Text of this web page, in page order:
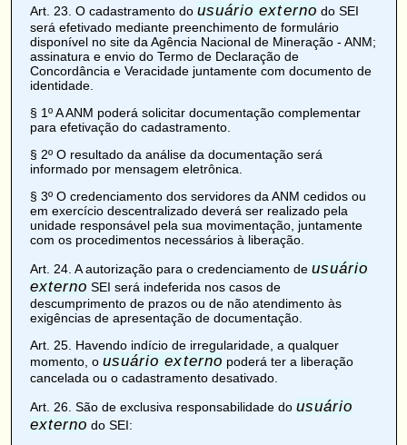
Art. 23 . O cadastramento do usuário externo do SEI
será efetivado mediante preenchimento de formulário
disponível no site da Agência Nacional de Mineração - ANM;
assinatura e envio do Termo de Declaração de
Concordância e Veracidade juntamente com documento de
identidade.
§ 1º A ANM poderá solicitar documentação complementar
para efetivação do cadastramento.
§ 2º O resultado da análise da documentação será
informado por mensagem eletrônica.
§ 3º O credenciamento dos servidores da ANM cedidos ou
em exercício descentralizado deverá ser realizado pela
unidade responsável pela sua movimentação, juntamente
com os procedimentos necessários à liberação.
Art. 24. A autorização para o credenciamento de usuário
externo SEI será indeferida nos casos de
descumprimento de prazos ou de não atendimento às
exigências de apresentação de documentação.
Art. 25. Havendo indício de irregularidade, a qualquer
momento, o usuário externo poderá ter a liberação
cancelada ou o cadastramento desativado.
Art. 26. São de exclusiva responsabilidade do usuário
externo do SEI: